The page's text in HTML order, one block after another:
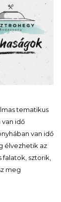
tematikus
van idő
van idő
élvezhetik az
sztorik,
meg